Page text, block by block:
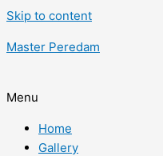
Skip to content
Master Peredam
Menu
Home
Gallery